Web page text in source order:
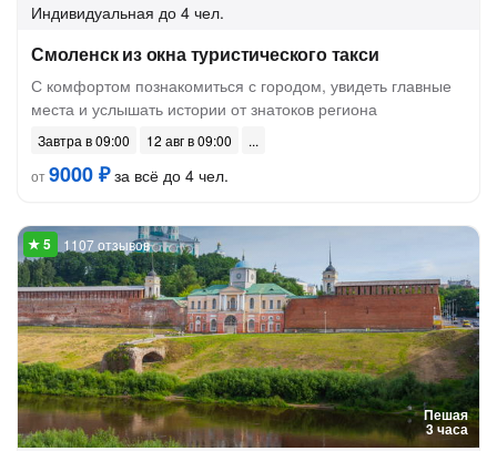
Индивидуальная до 4 чел.
Смоленск из окна туристического такси
С комфортом познакомиться с городом, увидеть главные
места и услышать истории от знатоков региона
Завтра в 09:00
12 авг в 09:00
от9000 ₽за всё до 4 чел.
Пешая
3 часа
1107 отзывов